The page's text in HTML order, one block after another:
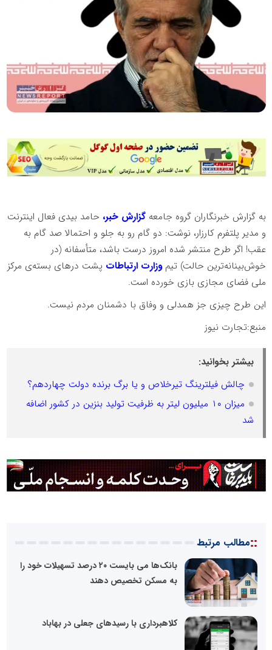
به گزارش خبرنگاران گروه جامعهگزارش خبر، حامد بیدی فعال اینترنت
و مدیر پلتفرم کارزار، نوشت: دو گام رو به جلو و احتمالا صد گام به
عقب! اگر طرح منتشر شده امروز درست باشد، متأسفانه (در
خوش‌بینانه‌ترین حالت) تیموزارت ارتباطات پشت درهای بسته‌ی مرکز
ملی فضای مجازی بازی خورده است.
این طرح چیزی جز همدلی و وفاق با دشمنان مردم نیست.
منبع:تجارت نیوز
بیشتر بخوانید:
چالش فیلترینگ تیرخلاص و یا برگ برنده دولت چهاردهم؟
میزان ۱۰ میلیون لیتر به ظرفیت تولید بنزین در کشور اضافه
شد
::مطالب مرتبط
بانک‌ها می بایست ۲۰ درصد تسهیلات خود را
به مسکن تخصیص دهند
کلاهبرداری با رسید‌های جعلی در بهاباد